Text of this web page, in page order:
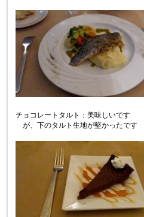
チョコレートタルト：美味しいです
が、下のタルト生地が堅かったです